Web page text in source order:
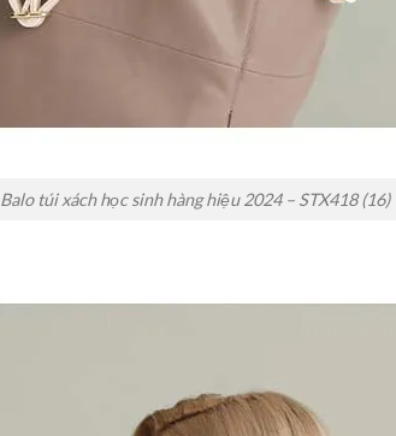
Balo túi xách học sinh hàng hiệu 2024 – STX418 (16)